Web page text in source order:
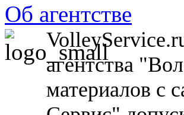
Об агентстве
агентства
материалов с